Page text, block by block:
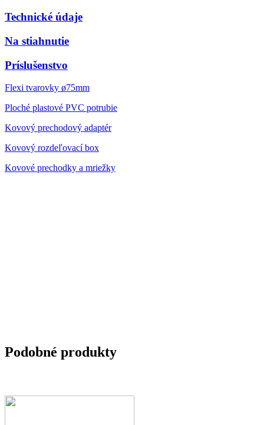
Technické údaje
Na stiahnutie
Príslušenstvo
Flexi tvarovky ø75mm
Ploché plastové PVC potrubie
Kovový prechodový adaptér
Kovový rozdeľovací box
Kovové prechodky a mriežky
Podobné produkty